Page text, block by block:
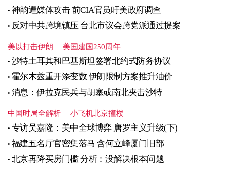
神韵遭媒体攻击 前CIA官员吁美政府调查
反对中共跨境镇压 台北市议会跨党派通过提案
美以打击伊朗 美国建国250周年
沙特土耳其和巴基斯坦签署北约式防务协议
霍尔木兹重开添变数 伊朗限制方案推升油价
消息：伊拉克民兵与胡塞或南北夹击沙特
中国时局全解析 小飞机北京撞楼
专访吴嘉隆：美中全球博弈 唐罗主义升级(下)
福建五名厅官密集落马 含何立峰厦门旧部
北京再降买房门槛 分析：没解决根本问题